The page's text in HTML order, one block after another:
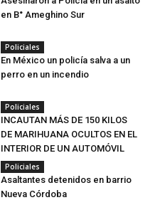
en B° Ameghino Sur
Policiales
En México un policía salva a un
perro en un incendio
Policiales
INCAUTAN MÁS DE 150 KILOS
DE MARIHUANA OCULTOS EN EL
INTERIOR DE UN AUTOMÓVIL
Policiales
Asaltantes detenidos en barrio
Nueva Córdoba